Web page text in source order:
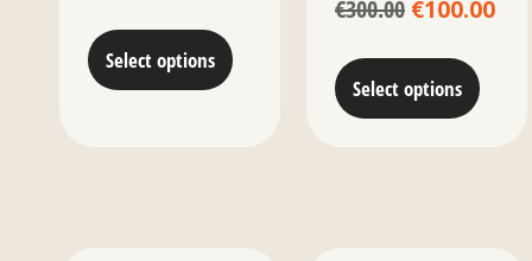
Select options
€300.00 €100.00
Select options